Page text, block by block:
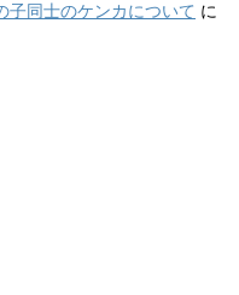
子同士のケンカについて に